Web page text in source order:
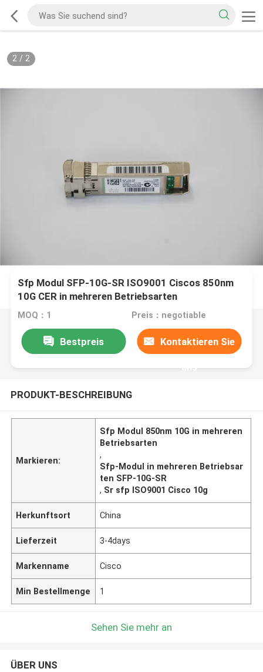
2/ 2
Sfp Modul SFP-10G-SR ISO9001 Ciscos 850nm
10G CER in mehreren Betriebsarten
MOQ：1 Preis：negotiable
Bestpreis Kontaktieren Sie
uns
PRODUKT-BESCHREIBUNG
Markieren:
Sfp Modul 850nm 10G in mehreren
Betriebsarten
,
Sfp-Modul in mehreren Betriebsar
ten SFP-10G-SR
, Sr sfp ISO9001 Cisco 10g
Herkunftsort China
Lieferzeit 3-4days
Markenname Cisco
Min Bestellmenge 1
Sehen Sie mehr an
ÜBER UNS